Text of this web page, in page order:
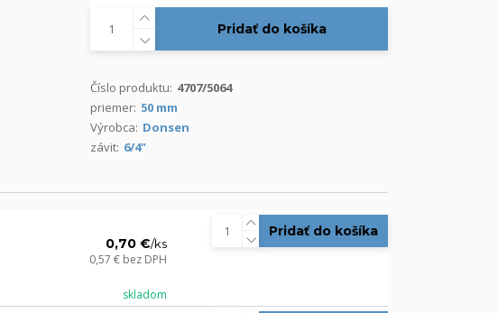
Pridať do košíka
Číslo produktu: 4707/5064
priemer: 50 mm
Výrobca: Donsen
závit: 6/4"
0,70 €/ks
0,57 € bez DPH
skladom
Pridať do košíka